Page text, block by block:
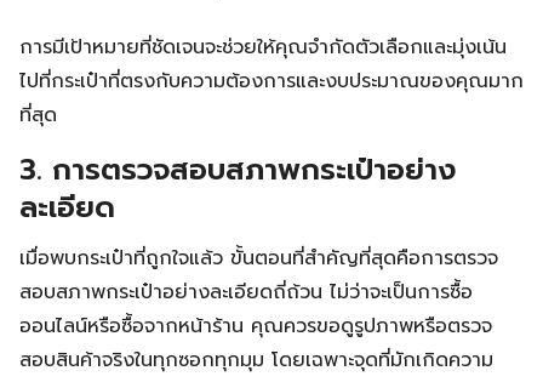
การมีเป้าหมายที่ชัดเจนจะช่วยให้คุณจำกัดตัวเลือกและมุ่งเน้น
ไปที่กระเป๋าที่ตรงกับความต้องการและงบประมาณของคุณมาก
ที่สุด
3. การตรวจสอบสภาพกระเป๋าอย่าง
ละเอียด
เมื่อพบกระเป๋าที่ถูกใจแล้ว ขั้นตอนที่สำคัญที่สุดคือการตรวจ
สอบสภาพกระเป๋าอย่างละเอียดถี่ถ้วน ไม่ว่าจะเป็นการซื้อ
ออนไลน์หรือซื้อจากหน้าร้าน คุณควรขอดูรูปภาพหรือตรวจ
สอบสินค้าจริงในทุกซอกทุกมุม โดยเฉพาะจุดที่มักเกิดความ